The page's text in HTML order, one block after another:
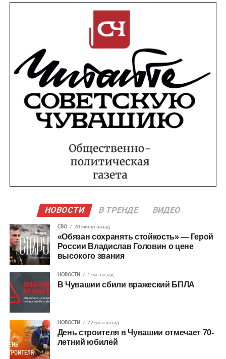
НОВОСТИ В ТРЕНДЕ ВИДЕО
СВО 20 минут назад
«Обязан сохранять стойкость» — Герой
России Владислав Головин о цене
высокого звания
НОВОСТИ 1 час назад
В Чувашии сбили вражеский БПЛА
НОВОСТИ 22 часа назад
День строителя в Чувашии отмечает 70-
летний юбилей